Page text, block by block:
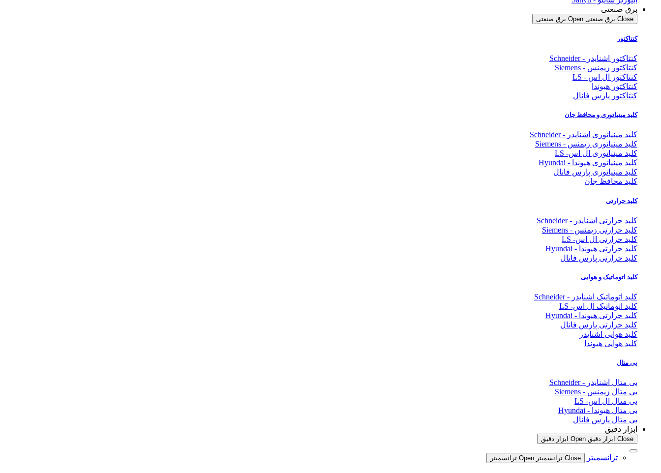
برق صنعتی
Close برق صنعتی Open برق صنعتی
کنتاکتور
کنتاکتور اشنایدر - Schneider
کنتاکتور زیمنس - Siemens
کنتاکتور ال اس - LS
کنتاکتور هیوندا
کنتاکتور پارس فانال
کلید مینیاتوری و محافظ جان
کلید مینیاتوری اشنایدر - Schneider
کلید مینیاتوری زیمنس - Siemens
کلید مینیاتوری ال اس- LS
کلید مینیاتوری هیوندا - Hyundai
کلید مینیاتوری پارس فانال
کلید محافظ جان
کلید حرارتی
کلید حرارتی اشنایدر - Schneider
کلید حرارتی زیمنس - Siemens
کلید حرارتی ال اس- LS
کلید حرارتی هیوندا - Hyundai
کلید حرارتی پارس فانال
کلید اتوماتیک و هوایی
کلید اتوماتیک اشنایدر - Schneider
کلید اتوماتیک ال اس- LS
کلید حرارتی هیوندا - Hyundai
کلید حرارتی پارس فانال
کلید هوایی اشنایدر
کلید هوایی هیوندا
بی متال
بی متال اشنایدر - Schneider
بی متال زیمنس - Siemens
بی متال ال اس- LS
بی متال هیوندا - Hyundai
بی متال پارس فانال
ابزار دقیق
Close ابزار دقیق Open ابزار دقیق
ترانسمیتر Close ترانسمیتر Open ترانسمیتر